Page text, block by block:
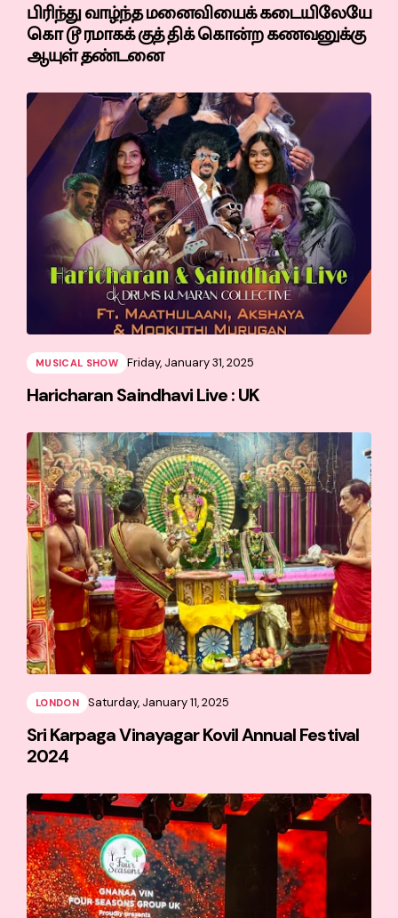
பிரிந்து வாழ்ந்த மனைவியைக் கடையிலேயே
கொ டூ ரமாகக் குத் திக் கொன்ற கணவனுக்கு
ஆயுள் தண்டனை
MUSICAL SHOW Friday, January 31, 2025
Haricharan Saindhavi Live : UK
LONDON Saturday, January 11, 2025
Sri Karpaga Vinayagar Kovil Annual Festival
2024